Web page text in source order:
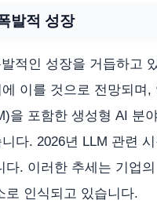
발적 성장
적인 성장을 거듭하고
이를 것으로 전망되며
을 포함한 생성형 AI 분
다. 2026년 LLM 관련
다. 이러한 추세는 기업
로 인식되고 있습니다.